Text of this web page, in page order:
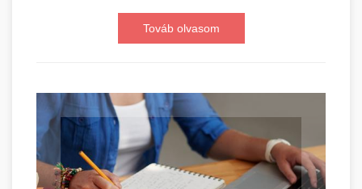
Továb olvasom